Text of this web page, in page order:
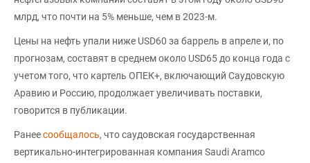
млрд, что почти на 5% меньше, чем в 2023-м.
Цены на нефть упали ниже USD60 за баррель в апреле и, по
прогнозам, составят в среднем около USD65 до конца года с
учетом того, что картель ОПЕК+, включающий Саудовскую
Аравию и Россию, продолжает увеличивать поставки,
говорится в публикации.
Ранеесообщалось, что саудовская государственная
вертикально-интегрированная компания Saudi Aramco